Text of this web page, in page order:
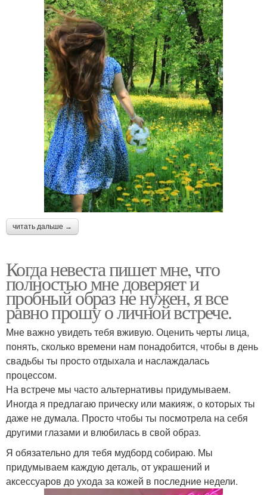
читать дальше →
Когда невеста пишет мне, что
полностью мне доверяет и
пробный образ не нужен, я все
равно прошу о личной встрече.
Мне важно увидеть тебя вживую. Оценить черты лица,
понять, сколько времени нам понадобится, чтобы в день
свадьбы ты просто отдыхала и наслаждалась
процессом.
На встрече мы часто альтернативы придумываем.
Иногда я предлагаю прическу или макияж, о которых ты
даже не думала. Просто чтобы ты посмотрела на себя
другими глазами и влюбилась в свой образ.
Я обязательно для тебя мудборд собираю. Мы
придумываем каждую деталь, от украшений и
аксессуаров до ухода за кожей в последние недели.